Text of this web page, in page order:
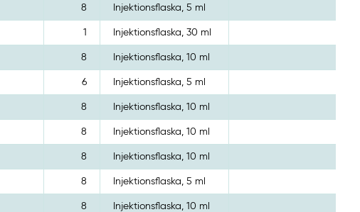
8 Injektionsflaska, 5 ml
1 Injektionsflaska, 30 ml
8 Injektionsflaska, 10 ml
6 Injektionsflaska, 5 ml
8 Injektionsflaska, 10 ml
8 Injektionsflaska, 10 ml
8 Injektionsflaska, 10 ml
8 Injektionsflaska, 5 ml
8 Injektionsflaska, 10 ml